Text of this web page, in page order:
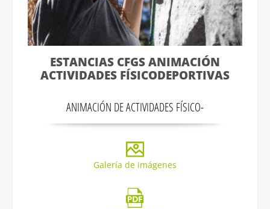
ESTANCIAS CFGS ANIMACIÓN
ACTIVIDADES FÍSICODEPORTIVAS
ANIMACIÓN DE ACTIVIDADES FÍSICO-
Galería de imágenes